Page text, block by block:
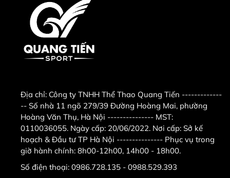
Địa chỉ: Công ty TNHH Thể Thao Quang Tiến -------------
-- Số nhà 11 ngõ 279/39 Đường Hoàng Mai, phường
Hoàng Văn Thụ, Hà Nội --------------- MST:
0110036055. Ngày cấp: 20/06/2022. Nơi cấp: Sở kế
hoạch & Đầu tư TP Hà Nội --------------- Phục vụ trong
giờ hành chính: 8h00-12h00, 14h00 - 18h00.
Số điện thoại: 0986.728.135 - 0988.529.393